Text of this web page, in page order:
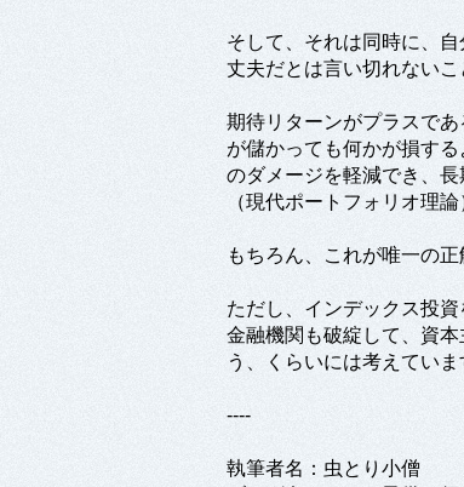
そして、それは同時に、
丈夫だとは言い切れないこ
期待リターンがプラスで
が儲かっても何かが損す
のダメージを軽減でき、
（現代ポートフォリオ理論
もちろん、これが唯一の
ただし、インデックス投
金融機関も破綻して、資
う、くらいには考えていま
----
執筆者名：虫とり小僧